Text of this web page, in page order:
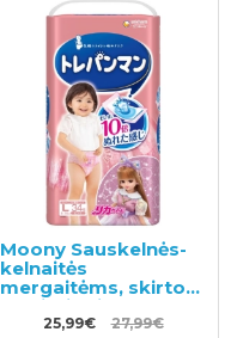
Moony Sauskelnės-
kelnaitės
mergaitėms, skirtos
pratinti prie tualeto
PL 9-14kg 34vnt
25,99€ 27,99€